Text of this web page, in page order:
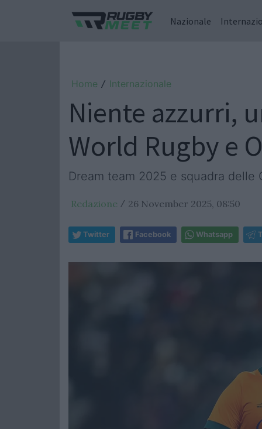
Nazionale
Home / Internazionale
Niente azzurri,
World Rugby e
Dream team 2025 e squadra
Redazione / 26 November 2025, 08:50
Twitter Facebook Whatsapp